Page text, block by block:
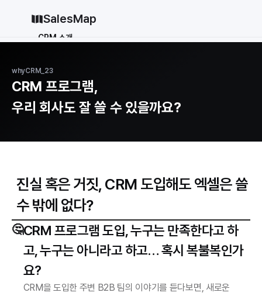
SalesMap
로그인 무료로 시작하기
vs 세일즈포스
vs 파이프드라이브 vs 먼데이닷컴
CRM 소개
지원
가격
why CRM
로그인 무료로 시작하기
whyCRM_23
CRM 프로그램,
우리 회사도 잘 쓸 수 있을까요?
진실 혹은 거짓, CRM 도입해도 엑셀은 쓸
수 밖에 없다?
🤔CRM 프로그램 도입, 누구는 만족한다고 하
고, 누구는 아니라고 하고… 혹시 복불복인가
요?
CRM을 도입한 주변 B2B 팀의 이야기를 듣다보면, 새로운